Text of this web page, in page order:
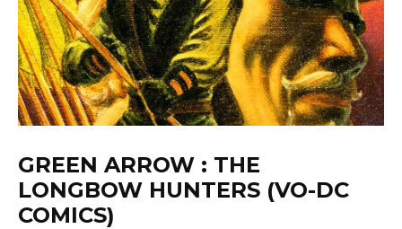
GREEN ARROW : THE
LONGBOW HUNTERS (VO-DC
COMICS)